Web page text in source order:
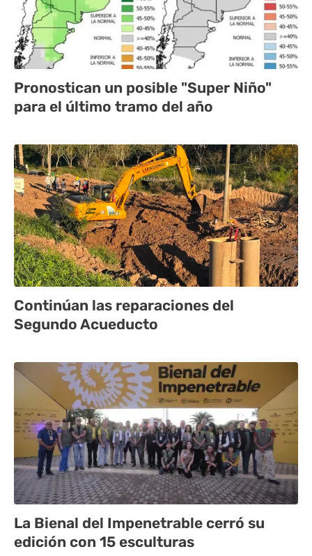
Pronostican un posible "Super Niño"
para el último tramo del año
Continúan las reparaciones del
Segundo Acueducto
La Bienal del Impenetrable cerró su
edición con 15 esculturas